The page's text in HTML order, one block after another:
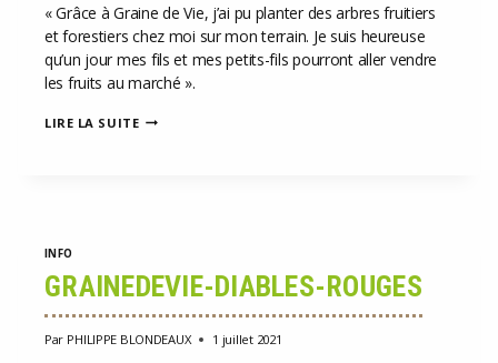
« Grâce à Graine de Vie, j’ai pu planter des arbres fruitiers
et forestiers chez moi sur mon terrain. Je suis heureuse
qu’un jour mes fils et mes petits-fils pourront aller vendre
les fruits au marché ».
LIRE LA SUITETÉMOIGNAGE
INFO
GRAINEDEVIE-DIABLES-ROUGES
Par PHILIPPE BLONDEAUX 1 juillet 2021